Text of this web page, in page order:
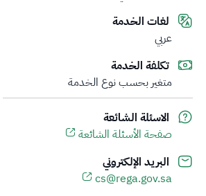
لغات الخدمة
عربي
تكلفة الخدمة
متغير بحسب نوع الخدمة
الاسئلة الشائعة
صفحة الأسئلة الشائعة
البريد الإلكتروني
cs@rega.gov.sa